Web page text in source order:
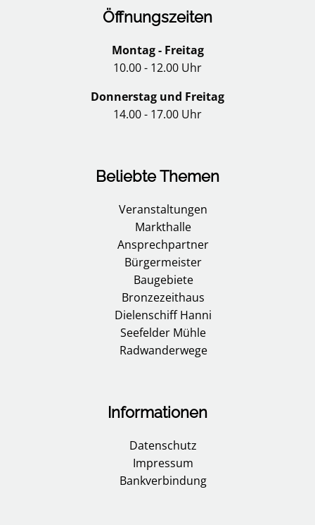
Öffnungszeiten
Montag - Freitag
10.00 - 12.00 Uhr
Donnerstag und Freitag
14.00 - 17.00 Uhr
Beliebte Themen
Veranstaltungen
Markthalle
Ansprechpartner
Bürgermeister
Baugebiete
Bronzezeithaus
Dielenschiff Hanni
Seefelder Mühle
Radwanderwege
Informationen
Datenschutz
Impressum
Bankverbindung